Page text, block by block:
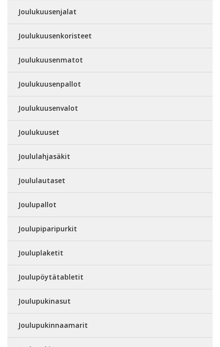
Joulukuusenjalat
Joulukuusenkoristeet
Joulukuusenmatot
Joulukuusenpallot
Joulukuusenvalot
Joulukuuset
Joululahjasäkit
Joululautaset
Joulupallot
Joulupiparipurkit
Jouluplaketit
Joulupöytätabletit
Joulupukinasut
Joulupukinnaamarit